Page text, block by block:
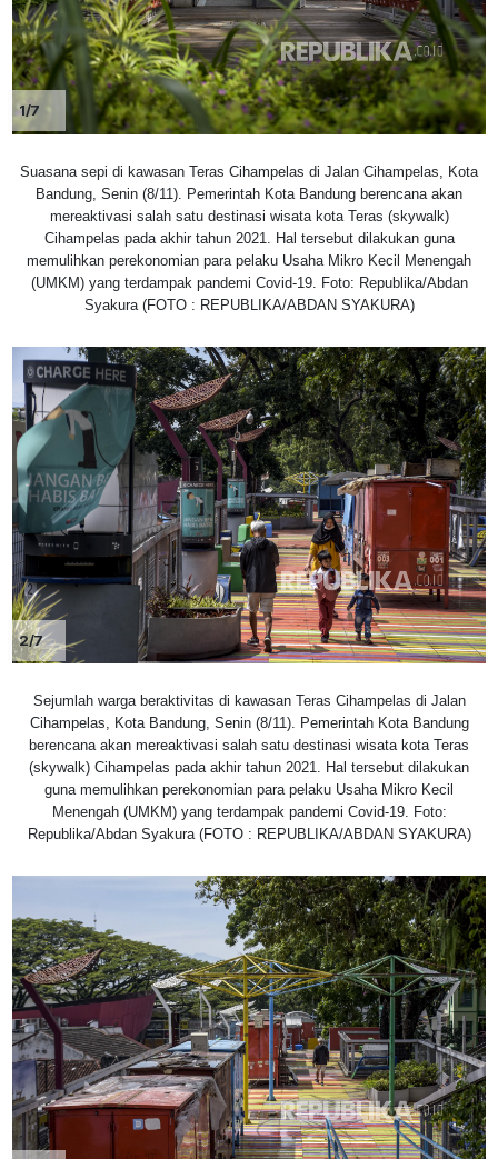
1/7
Suasana sepi di kawasan Teras Cihampelas di Jalan Cihampelas, Kota
Bandung, Senin (8/11). Pemerintah Kota Bandung berencana akan
mereaktivasi salah satu destinasi wisata kota Teras (skywalk)
Cihampelas pada akhir tahun 2021. Hal tersebut dilakukan guna
memulihkan perekonomian para pelaku Usaha Mikro Kecil Menengah
(UMKM) yang terdampak pandemi Covid-19. Foto: Republika/Abdan
Syakura (FOTO : REPUBLIKA/ABDAN SYAKURA)
2/7
Sejumlah warga beraktivitas di kawasan Teras Cihampelas di Jalan
Cihampelas, Kota Bandung, Senin (8/11). Pemerintah Kota Bandung
berencana akan mereaktivasi salah satu destinasi wisata kota Teras
(skywalk) Cihampelas pada akhir tahun 2021. Hal tersebut dilakukan
guna memulihkan perekonomian para pelaku Usaha Mikro Kecil
Menengah (UMKM) yang terdampak pandemi Covid-19. Foto:
Republika/Abdan Syakura (FOTO : REPUBLIKA/ABDAN SYAKURA)